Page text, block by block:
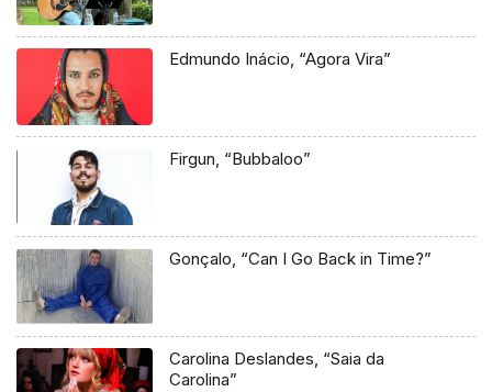
Edmundo Inácio, “Agora Vira”
Firgun, “Bubbaloo”
Gonçalo, “Can I Go Back in Time?”
Carolina Deslandes, “Saia da
Carolina”